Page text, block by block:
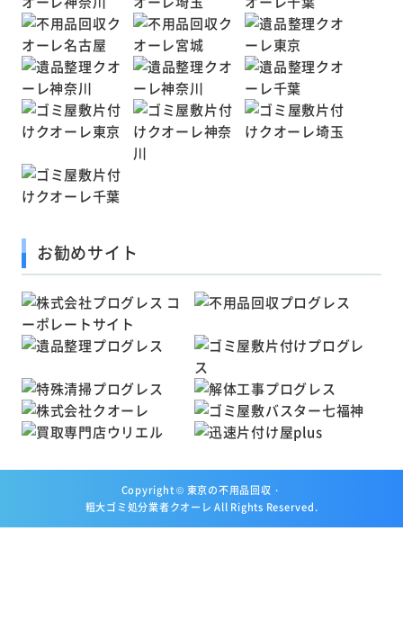
お勧めサイト
Copyright © 東京の不用品回収・
粗大ゴミ処分業者クオーレ All Rights Reserved.